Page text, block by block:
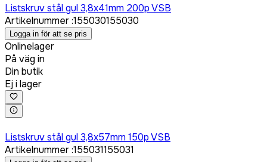
Listskruv stål gul 3,8x41mm 200p VSB
Artikelnummer:155030155030
Logga in för att se pris
Onlinelager
På väg in
Din butik
Ej i lager
Listskruv stål gul 3,8x57mm 150p VSB
Artikelnummer:155031155031